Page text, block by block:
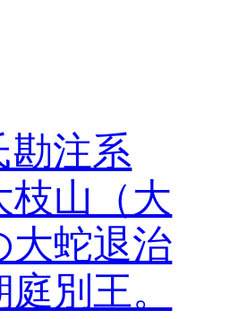
勘注系
枝山（大
大蛇退治
別王。